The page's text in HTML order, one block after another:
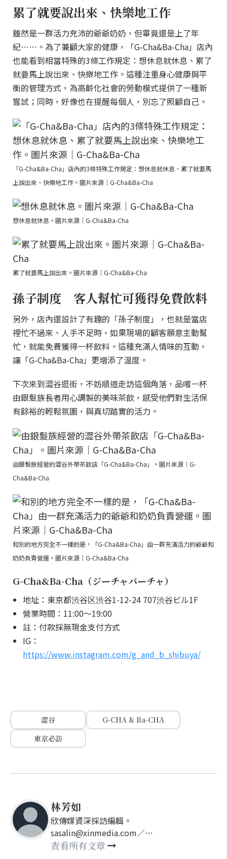
累了就要說出來、快樂地工作
雖然是一群活力充沛的爺爺奶奶，但畢竟還是上了年
紀……。為了兼顧大家的健康，「G-Cha&Ba-Cha」店內
也能看到相當特殊的3條工作規定：想休息就休息、累了
就要馬上說出來、快樂地工作。這種注重身心健康與平
衡的管理方式，為高齡化社會的勞動模式提供了一種新
嘗試；同時，好像也在提醒每個人，別忘了照顧自己。
「G-Cha&Ba-Cha」店內的3條特殊工作規定：想休息就休息、累了就要馬
上說出來、快樂地工作。圖片來源｜G-Cha&Ba-Cha
想休息就休息。圖片來源｜G-Cha&Ba-Cha
累了就要馬上說出來。圖片來源｜G-Cha&Ba-Cha
孫子制度 客人幫忙可獲得免費飲料
另外，店內還設計了有趣的「孫子制度」，也就是當店
裡忙不過來、人手不足時，如果現場的顧客願意主動幫
忙，就能免費獲得一杯飲料。這種充滿人情味的互動，
讓「G-Cha&Ba-Cha」更增添了溫度。
下次來到澀谷逛街，不妨順道走訪這個角落，品嚐一杯
由銀髮族長者用心調製的美味茶飲，感受他們對生活保
有餘裕的輕鬆氛圍，與真切踏實的活力。
由銀髮族經營的澀谷外帶茶飲店「G-Cha&Ba-Cha」。圖片來源｜G-
Cha&Ba-Cha
和別的地方完全不一樣的是，「G-Cha&Ba-Cha」由一群充滿活力的爺爺和
奶奶負責營運。圖片來源｜G-Cha&Ba-Cha
G-Cha&Ba-Cha（ジーチャバーチャ）
地址：東京都渋谷区渋谷1-12-24 707渋谷ビル1F
營業時間：11:00～19:00
註：付款採無現金支付方式
IG：
https://www.instagram.com/g_and_b_shibuya/
澀谷
G-CHA & Ba-CHA
東京必訪
林芳如
欣傳媒資深採訪編輯。
sasalin@xinmedia.com／
happy21917@gmail.com
查看所有文章